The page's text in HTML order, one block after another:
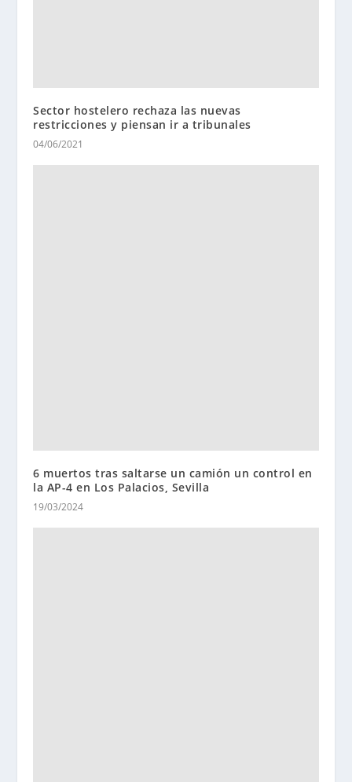
Sector hostelero rechaza las nuevas
restricciones y piensan ir a tribunales
04/06/2021
6 muertos tras saltarse un camión un control en
la AP-4 en Los Palacios, Sevilla
19/03/2024